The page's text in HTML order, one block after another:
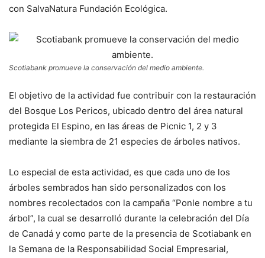
con SalvaNatura Fundación Ecológica.
Scotiabank promueve la conservación del medio ambiente.
El objetivo de la actividad fue contribuir con la restauración
del Bosque Los Pericos, ubicado dentro del área natural
protegida El Espino, en las áreas de Picnic 1, 2 y 3
mediante la siembra de 21 especies de árboles nativos.
Lo especial de esta actividad, es que cada uno de los
árboles sembrados han sido personalizados con los
nombres recolectados con la campaña “Ponle nombre a tu
árbol”, la cual se desarrolló durante la celebración del Día
de Canadá y como parte de la presencia de Scotiabank en
la Semana de la Responsabilidad Social Empresarial,